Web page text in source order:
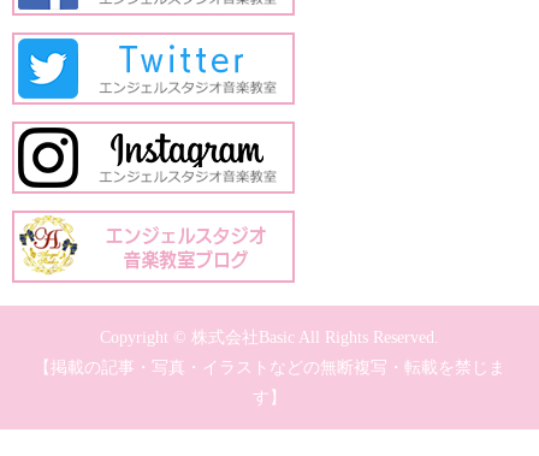
Copyright © 株式会社Basic All Rights Reserved.
【掲載の記事・写真・イラストなどの無断複写・転載を禁じま
す】